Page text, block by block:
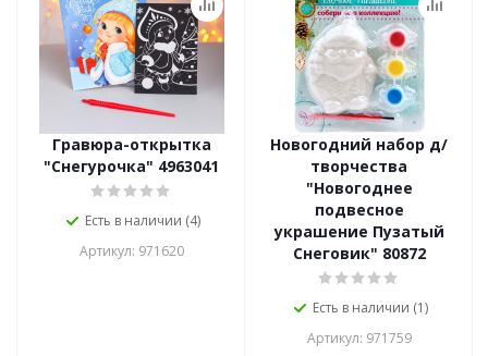
Гравюра-открытка
"Снегурочка" 4963041
Есть в наличии (4)
Артикул: 971620
Новогодний набор д/
творчества
"Новогоднее
подвесное
украшение Пузатый
Снеговик" 80872
Есть в наличии (1)
Артикул: 971759